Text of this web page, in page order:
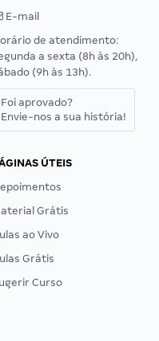
E-mail
de atendimento:
a sexta (8h às 20h),
(9h às 13h).
Foi aprovado?
Envie-nos a sua história!
ÚTEIS
Grátis
ao Vivo
Grátis
Curso